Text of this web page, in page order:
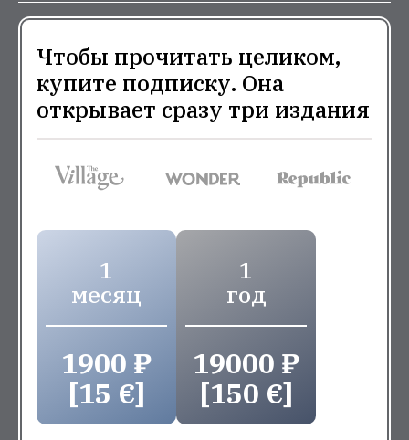
Чтобы прочитать целиком,
купите подписку. Она
открывает сразу три издания
1
месяц
1900 ₽
[15 €]
1
год
19000 ₽
[150 €]